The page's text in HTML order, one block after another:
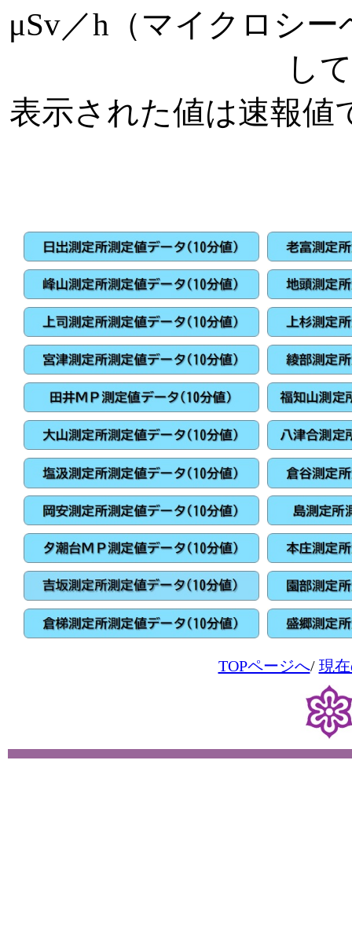
μSv／h（マイクロシ
し
表示された値は速報値
TOPページへ/ 現